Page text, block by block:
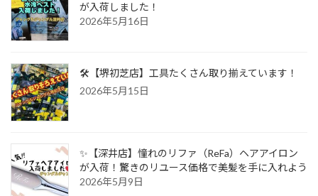
が入荷しました！
2026年5月16日
🛠️【堺初芝店】工具たくさん取り揃えています！
2026年5月15日
✨【深井店】憧れのリファ（ReFa）ヘアアイロン
が入荷！驚きのリユース価格で美髪を手に入れよう
2026年5月9日